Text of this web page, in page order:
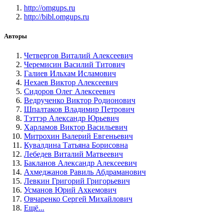
http://omgups.ru
http://bibl.omgups.ru
Авторы
Четвергов Виталий Алексеевич
Черемисин Василий Титович
Галиев Ильхам Исламович
Нехаев Виктор Алексеевич
Сидоров Олег Алексеевич
Ведрученко Виктор Родионович
Шпалтаков Владимир Петрович
Тэттэр Александр Юрьевич
Харламов Виктор Васильевич
Митрохин Валерий Евгеньевич
Кувалдина Татьяна Борисовна
Лебедев Виталий Матвеевич
Бакланов Александр Алексеевич
Ахмеджанов Равиль Абдраманович
Левкин Григорий Григорьевич
Усманов Юрий Ахкемович
Овчаренко Сергей Михайлович
Ещё...